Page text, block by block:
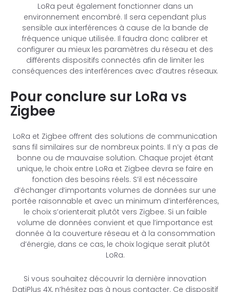
LoRa peut également fonctionner dans un
environnement encombré. Il sera cependant plus
sensible aux interférences à cause de la bande de
fréquence unique utilisée. Il faudra donc calibrer et
configurer au mieux les paramètres du réseau et des
différents dispositifs connectés afin de limiter les
conséquences des interférences avec d’autres réseaux.
Pour conclure sur LoRa vs
Zigbee
LoRa et Zigbee offrent des solutions de communication
sans fil similaires sur de nombreux points. Il n’y a pas de
bonne ou de mauvaise solution. Chaque projet étant
unique, le choix entre LoRa et Zigbee devra se faire en
fonction des besoins réels. S’il est nécessaire
d’échanger d’importants volumes de données sur une
portée raisonnable et avec un minimum d’interférences,
le choix s’orienterait plutôt vers Zigbee. Si un faible
volume de données convient et que l’importance est
donnée à la couverture réseau et à la consommation
d’énergie, dans ce cas, le choix logique serait plutôt
LoRa.
Si vous souhaitez découvrir la dernière innovation
DatiPlus 4X, n’hésitez pas à nous contacter. Ce dispositif